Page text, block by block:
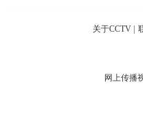
关于CCTV |
网上传播